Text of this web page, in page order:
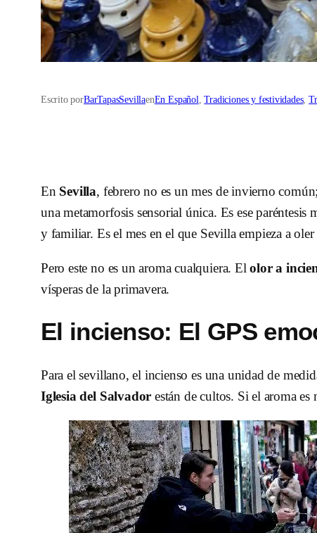
Escrito porBarTapasSevillaenEn Español, Tradiciones y festividades,
En Sevilla, febrero no es un mes de invierno
una metamorfosis sensorial única. Es ese paréntesis
y familiar. Es el mes en el que Sevilla empieza a
Pero este no es un aroma cualquiera. Elolor a
vísperas de la primavera.
El incienso: El GPS
Para el sevillano, el incienso es una unidad de
Iglesia del Salvador están de cultos. Si el aroma es